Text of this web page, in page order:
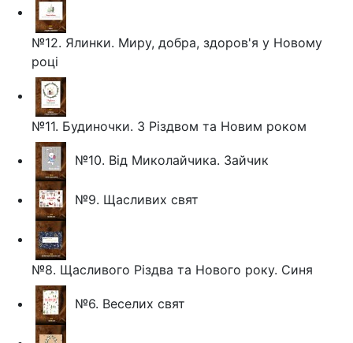
№12. Ялинки. Миру, добра, здоров'я у Новому
році
№11. Будиночки. З Різдвом та Новим роком
№10. Від Миколайчика. Зайчик
№9. Щасливих свят
№8. Щасливого Різдва та Нового року. Синя
№6. Веселих свят